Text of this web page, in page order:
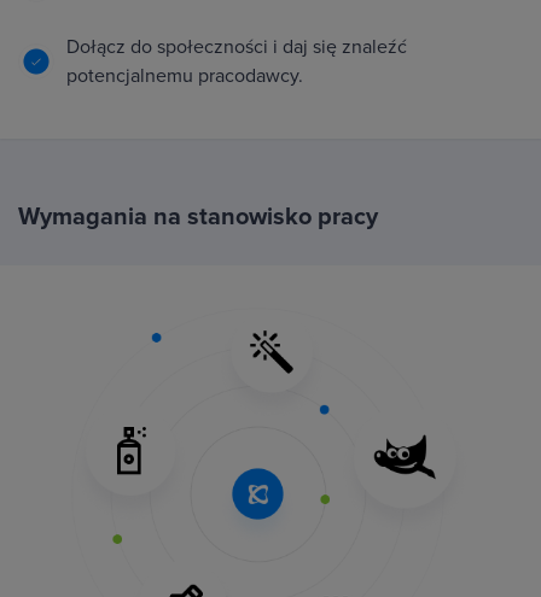
Dołącz do społeczności i daj się znaleźć
potencjalnemu pracodawcy.
Wymagania na stanowisko pracy